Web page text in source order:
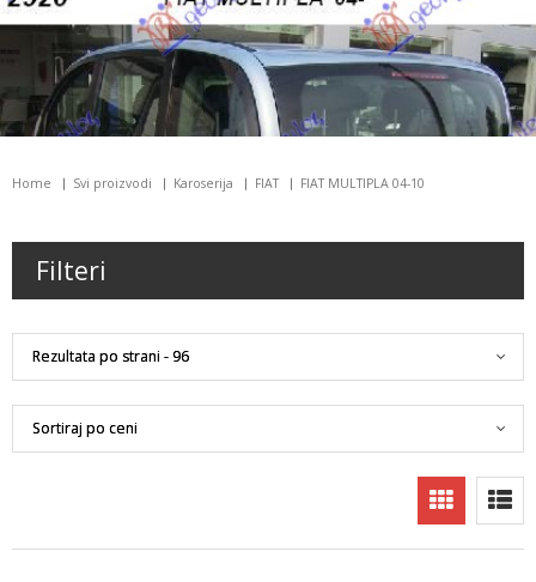
Home Svi proizvodi Karoserija FIAT FIAT MULTIPLA 04-10
Filteri